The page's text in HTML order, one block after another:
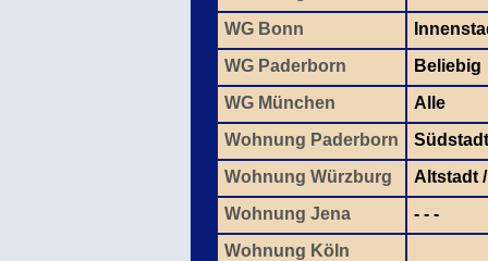
WG Bonn
WG Paderborn
Beliebig
WG München
Alle
Wohnung Paderborn
Südstadt
Wohnung Würzburg
Altstadt
Wohnung Jena
- - -
Wohnung Köln